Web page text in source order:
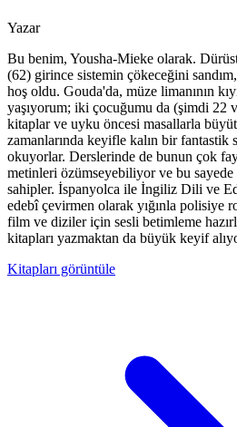
Yazar
Bu benim, Yousha-Mieke olarak.
(62) girince sistemin çökeceğini
hoş oldu. Gouda'da, müze limanının
yaşıyorum; iki çocuğumu da (şimdi 22
kitaplar ve uyku öncesi masallarla
zamanlarında keyifle kalın bir fantastik
okuyorlar. Derslerinde de bunun çok
metinleri özümseyebiliyor ve bu sayede
sahipler. İspanyolca ile İngiliz Dili ve
edebî çevirmen olarak yığınla polisiye
film ve diziler için sesli betimleme
kitapları yazmaktan da büyük keyif
Kitapları görüntüle